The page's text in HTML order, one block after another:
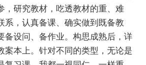
，研究教材，吃透教材的重、难
系，认真备课、确实做到既备教
备设问、备作业。构思成熟后，详
案本上。针对不同的类型，无论是